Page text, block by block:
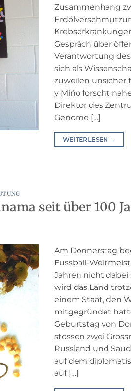
Zusammenhang
Gespräch über
Verantwortung
sich als
zuweilen unsicher
y Miño forscht
Direktor des
Genome […]
WEITERLESEN →
seit über 100
Am Donnerstag
Fussball-
Jahren nicht dabei
wird das Land
einem Staat, den
mitgegründet
Geburtstag von
stossen zwei
Russland und
auf dem
auf […]